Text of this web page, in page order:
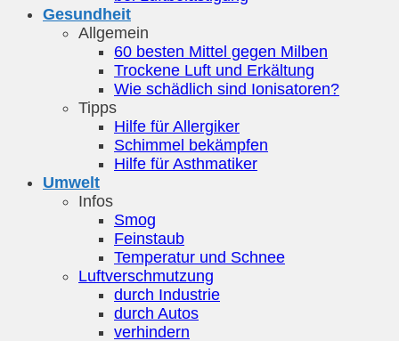
Gesundheit
Allgemein
60 besten Mittel gegen Milben
Trockene Luft und Erkältung
Wie schädlich sind Ionisatoren?
Tipps
Hilfe für Allergiker
Schimmel bekämpfen
Hilfe für Asthmatiker
Umwelt
Infos
Smog
Feinstaub
Temperatur und Schnee
Luftverschmutzung
durch Industrie
durch Autos
verhindern